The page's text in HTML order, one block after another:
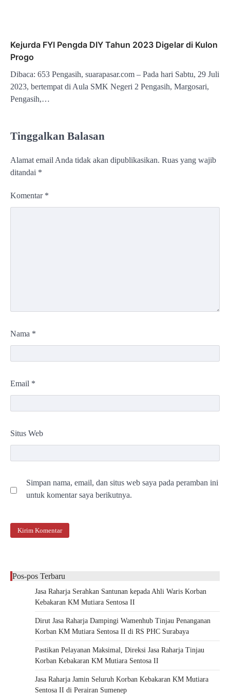
Kejurda FYI Pengda DIY Tahun 2023 Digelar di Kulon
Progo
Dibaca: 653 Pengasih, suarapasar.com – Pada hari Sabtu, 29 Juli
2023, bertempat di Aula SMK Negeri 2 Pengasih, Margosari,
Pengasih,…
Tinggalkan Balasan
Alamat email Anda tidak akan dipublikasikan. Ruas yang wajib
ditandai *
Komentar *
Nama *
Email *
Situs Web
Simpan nama, email, dan situs web saya pada peramban ini
untuk komentar saya berikutnya.
Pos-pos Terbaru
Jasa Raharja Serahkan Santunan kepada Ahli Waris Korban
Kebakaran KM Mutiara Sentosa II
Dirut Jasa Raharja Dampingi Wamenhub Tinjau Penanganan
Korban KM Mutiara Sentosa II di RS PHC Surabaya
Pastikan Pelayanan Maksimal, Direksi Jasa Raharja Tinjau
Korban Kebakaran KM Mutiara Sentosa II
Jasa Raharja Jamin Seluruh Korban Kebakaran KM Mutiara
Sentosa II di Perairan Sumenep